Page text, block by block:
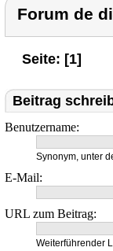
Forum de
Seite: [1]
Beitrag
Benutzername:
Synonym, unter
E-Mail:
URL zum Beitrag:
Weiterführender